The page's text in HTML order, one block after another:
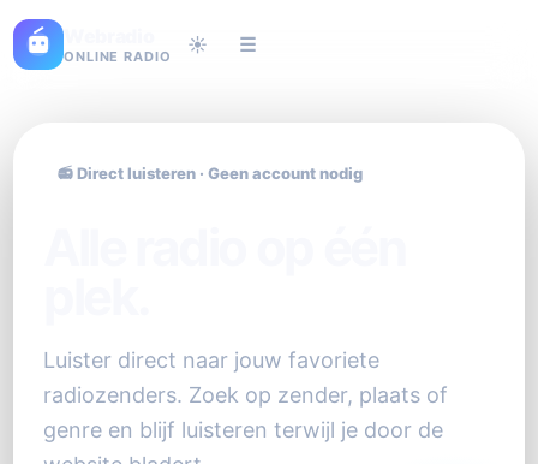
ONLINE RADIO ☀️ ☰
📻 Direct luisteren · Geen account nodig
Luister direct naar jouw favoriete
radiozenders. Zoek op zender, plaats of
genre en blijf luisteren terwijl je door de